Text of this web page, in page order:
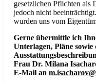
gesetzlichen Pflichten als
jedoch nicht
wurden uns vom
Gerne übermittle ich
Unterlagen, Pläne sowie
Frau Dr. Milana
E-Mail an